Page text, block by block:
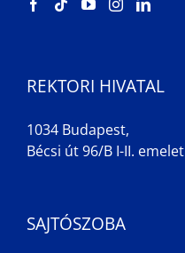
REKTORI HIVATAL
1034 Budapest,
Bécsi út 96/B I-II. emelet
SAJTÓSZOBA